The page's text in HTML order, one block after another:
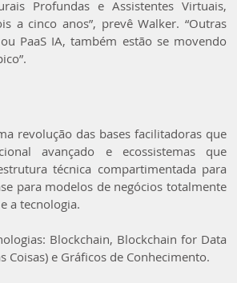
Profundas e Assistentes Virtuais,
a cinco anos”, prevê Walker. “Outras
PaaS IA, também estão se movendo
revolução das bases facilitadoras que
avançado e ecossistemas que
técnica compartimentada para
para modelos de negócios totalmente
a tecnologia.
Blockchain, Blockchain for Data
Coisas) e Gráficos de Conhecimento.